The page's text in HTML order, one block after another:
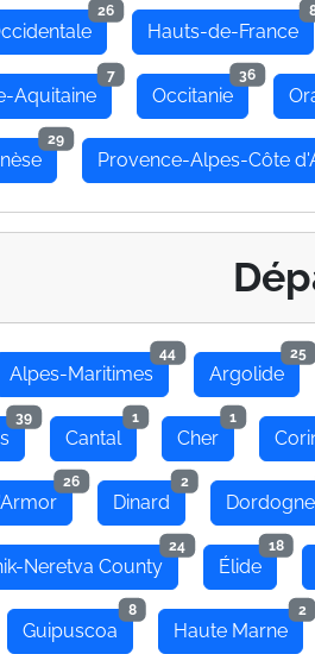
26
Hauts-de-France
Aquitaine
7
Occitanie
36
29
Provence-Alpes-Côte
Alpes-Maritimes
44
Argolide
25
39
Cantal
1
Cher
1
26
Dinard
2
Dordogne
Neretva County
24
Élide
18
Guipuscoa
8
Haute Marne
2